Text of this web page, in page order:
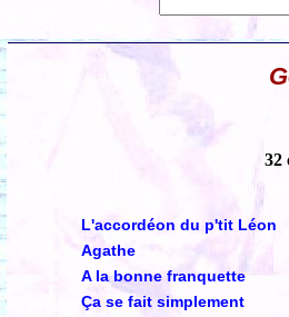
32
L'accordéon du p'tit Léon
Agathe
A la bonne franquette
Ça se fait simplement